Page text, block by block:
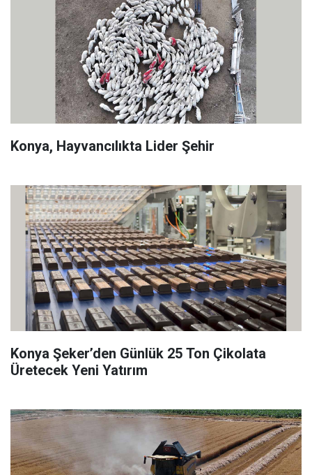
Konya, Hayvancılıkta Lider Şehir
Konya Şeker’den Günlük 25 Ton Çikolata
Üretecek Yeni Yatırım